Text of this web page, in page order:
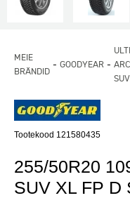
MEIE
BRÄNDID
GOODYEAR
SUV
Tootekood 121580435
255/50R20
SUV XL FP D